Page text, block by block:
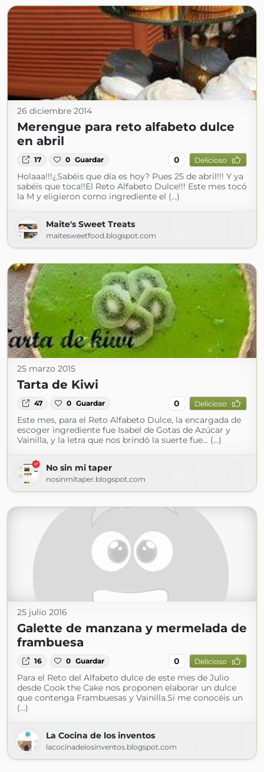
26 diciembre 2014
Merengue para reto alfabeto dulce
en abril
17 0 Guardar 0 Delicioso
Holaaa!!!¿Sabéis que día es hoy? Pues 25 de abril!!! Y ya
sabéis que toca!!El Reto Alfabeto Dulce!!! Este mes tocó
la M y eligieron como ingrediente el (...)
Maite's Sweet Treats
maitesweetfood.blogspot.com
25 marzo 2015
Tarta de Kiwi
47 0 Guardar 0 Delicioso
Este mes, para el Reto Alfabeto Dulce, la encargada de
escoger ingrediente fue Isabel de Gotas de Azúcar y
Vainilla, y la letra que nos brindó la suerte fue... (...)
No sin mi taper
nosinmitaper.blogspot.com
25 julio 2016
Galette de manzana y mermelada de
frambuesa
16 0 Guardar 0 Delicioso
Para el Reto del Alfabeto dulce de este mes de Julio
desde Cook the Cake nos proponen elaborar un dulce
que contenga Frambuesas y Vainilla.Si me conocéis un
(...)
La Cocina de los inventos
lacocinadelosinventos.blogspot.com